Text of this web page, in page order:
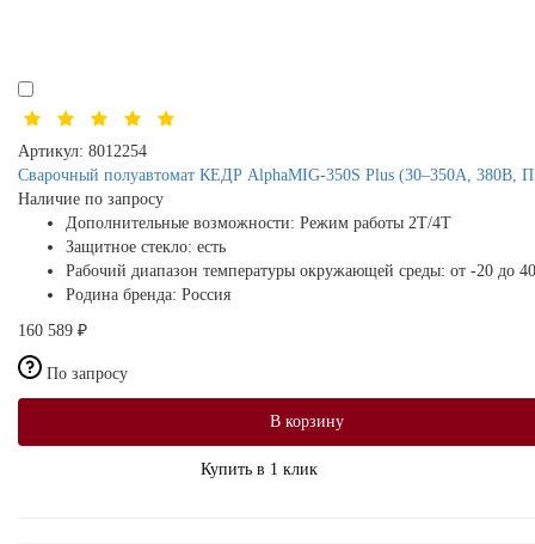
Артикул: 8012254
Сварочный полуавтомат КЕДР AlphaMIG-350S Plus (30–350А, 380В,
Наличие по запросу
Дополнительные возможности: Режим работы 2Т/4Т
Защитное стекло: есть
Рабочий диапазон температуры окружающей среды: от -20 до
Родина бренда: Россия
160 589 ₽
По запросу
В корзину
Купить в 1 клик